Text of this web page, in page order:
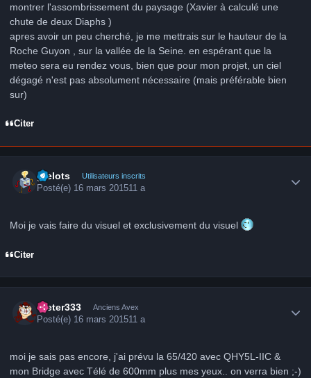
montrer l'assombrissement du paysage (Xavier à calculé une
chute de deux Diaphs )
apres avoir un peu cherché, je me mettrais sur le hauteur de la
Roche Guyon , sur la vallée de la Seine. en espérant que la
meteo sera eu rendez vous, bien que pour mon projet, un ciel
dégagé n'est pas absolument nécessaire (mais préférable bien
sur)
Citer
grelots Utilisateurs inscrits
Posté(e) 16 mars 201511 a
Moi je vais faire du visuel et exclusivement du visuel
Citer
Dieter333 Anciens Avex
Posté(e) 16 mars 201511 a
moi je sais pas encore, j'ai prévu la 65/420 avec QHY5L-IIC &
mon Bridge avec Télé de 600mm plus mes yeux.. on verra bien ;-)